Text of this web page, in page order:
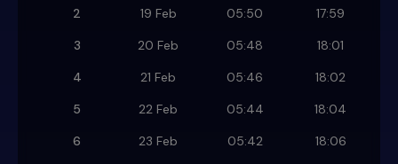
2
19 Feb 05:50
17:59
3
20 Feb 05:48
18:01
4
21 Feb 05:46
18:02
5
22 Feb 05:44
18:04
6
23 Feb 05:42
18:06